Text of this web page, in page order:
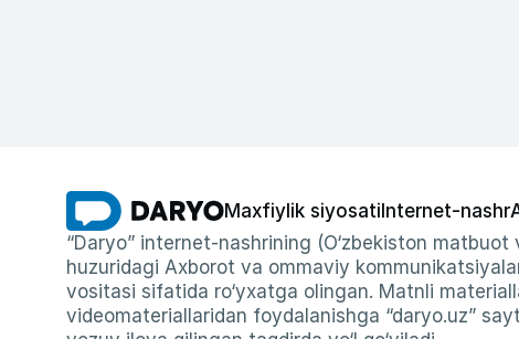
Maxfiylik siyosati Internet-nashr
“Daryo” internet-nashrining (O‘zbekiston
huzuridagi Axborot va ommaviy
vositasi sifatida ro‘yxatga olingan. Matnli
videomateriallaridan foydalanishga “daryo.uz”